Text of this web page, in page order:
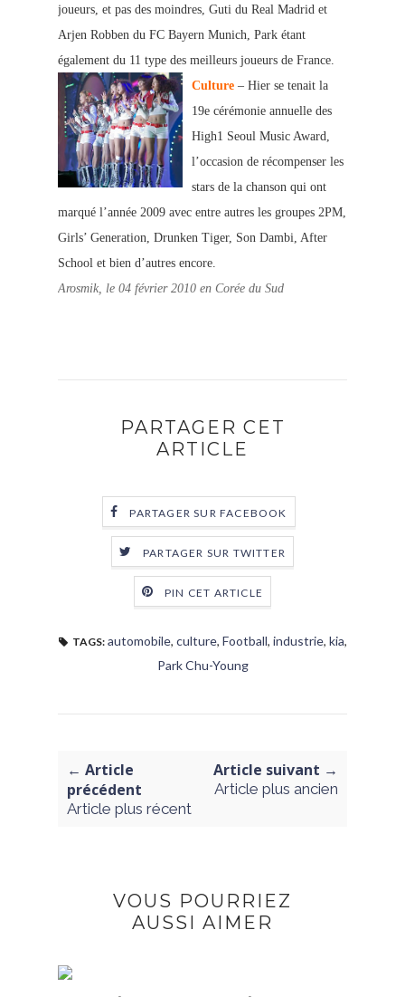
joueurs, et pas des moindres, Guti du Real Madrid et
Arjen Robben du FC Bayern Munich, Park étant
également du 11 type des meilleurs joueurs de France.
Culture – Hier se tenait la
19e cérémonie annuelle des
High1 Seoul Music Award,
l’occasion de récompenser les
stars de la chanson qui ont
marqué l’année 2009 avec entre autres les groupes 2PM,
Girls’ Generation, Drunken Tiger, Son Dambi, After
School et bien d’autres encore.
Arosmik, le 04 février 2010 en Corée du Sud
PARTAGER CET
ARTICLE
PARTAGER SUR FACEBOOK
PARTAGER SUR TWITTER
PIN CET ARTICLE
TAGS: automobile, culture, Football, industrie, kia,
Park Chu-Young
← Article
précédent
Article plus récent
Article suivant →
Article plus ancien
VOUS POURRIEZ
AUSSI AIMER